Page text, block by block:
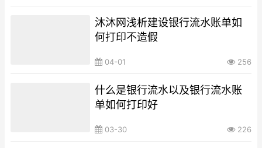
沐沐网浅析建设银行流水账单如
何打印不造假
04-01 256
什么是银行流水以及银行流水账
单如何打印好
03-30 226